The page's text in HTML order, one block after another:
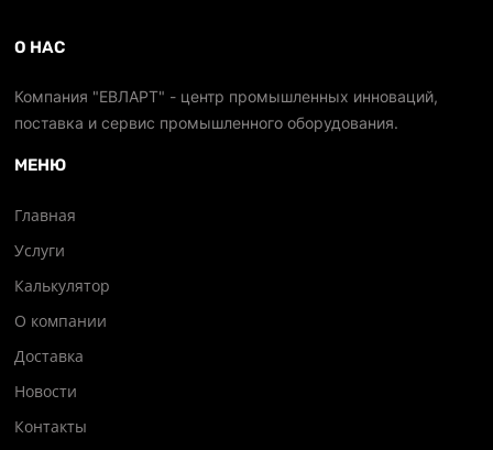
О НАС
Компания "ЕВЛАРТ" - центр промышленных инноваций,
поставка и сервис промышленного оборудования.
МЕНЮ
Главная
Услуги
Калькулятор
О компании
Доставка
Новости
Контакты